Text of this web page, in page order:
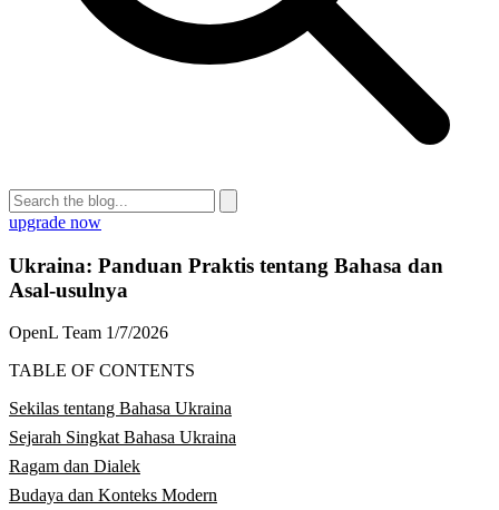
upgrade now
Ukraina: Panduan Praktis tentang Bahasa dan
Asal-usulnya
OpenL Team 1/7/2026
TABLE OF CONTENTS
Sekilas tentang Bahasa Ukraina
Sejarah Singkat Bahasa Ukraina
Ragam dan Dialek
Budaya dan Konteks Modern